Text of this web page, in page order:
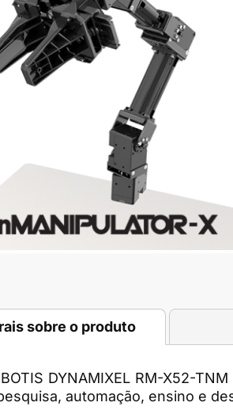
sobre o produto
DYNAMIXEL RM-X52-TNM
automação, ensino e